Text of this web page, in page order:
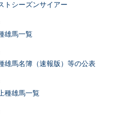
トシーズンサイアー
雄馬一覧
雄馬名簿（速報版）等の公表
種雄馬一覧